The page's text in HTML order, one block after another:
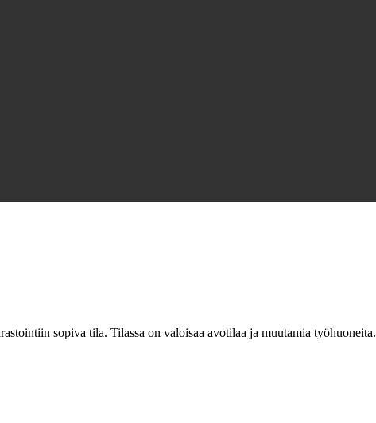
sopiva tila. Tilassa on valoisaa avotilaa ja muutamia työhuoneita.